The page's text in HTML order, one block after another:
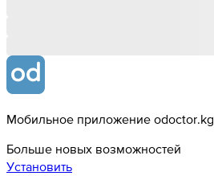
Мобильное приложение odoctor.kg
Больше новых возможностей
Установить